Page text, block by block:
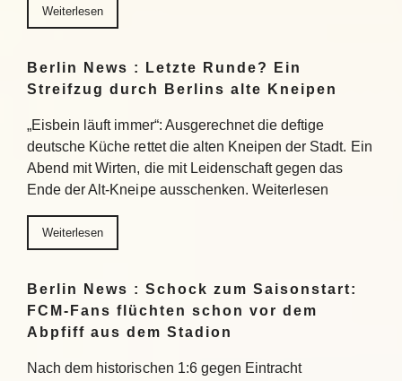
Weiterlesen
Berlin News : Letzte Runde? Ein
Streifzug durch Berlins alte Kneipen
„Eisbein läuft immer“: Ausgerechnet die deftige
deutsche Küche rettet die alten Kneipen der Stadt. Ein
Abend mit Wirten, die mit Leidenschaft gegen das
Ende der Alt-Kneipe ausschenken. Weiterlesen
Weiterlesen
Berlin News : Schock zum Saisonstart:
FCM-Fans flüchten schon vor dem
Abpfiff aus dem Stadion
Nach dem historischen 1:6 gegen Eintracht